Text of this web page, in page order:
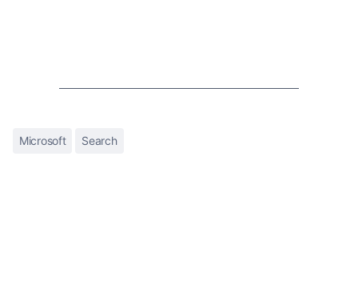
Microsoft Search